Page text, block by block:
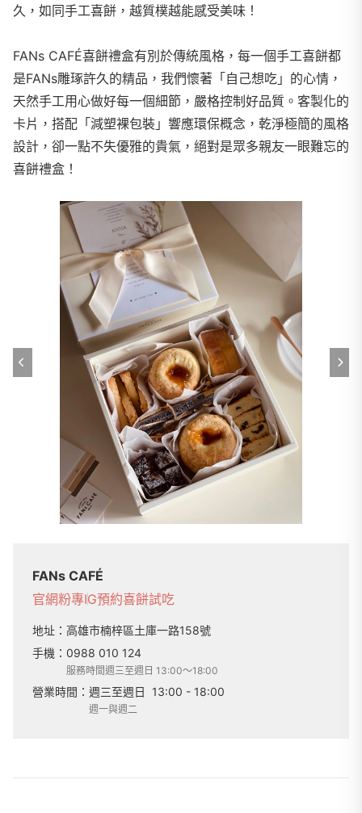
久，如同手工喜餅，越質樸越能感受美味！
FANs CAFÉ喜餅禮盒有別於傳統風格，每一個手工喜餅都
是FANs雕琢許久的精品，我們懷著「自己想吃」的心情，
天然手工用心做好每一個細節，嚴格控制好品質。客製化的
卡片，搭配「減塑裸包裝」響應環保概念，乾淨極簡的風格
設計，卻一點不失優雅的貴氣，絕對是眾多親友一眼難忘的
喜餅禮盒！
FANs CAFÉ
官網粉專IG預約喜餅試吃
地址： 高雄市楠梓區土庫一路158號
手機： 0988 010 124
服務時間週三至週日 13:00～18:00
營業時間： 週三至週日 13:00 - 18:00
週一與週二